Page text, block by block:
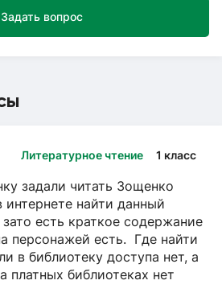
Задать вопрос
Литературное чтение 1 класс
задали читать Зощенко
найти данный
есть краткое содержание
персонажей есть. Где найти
в библиотеку доступа нет, а
платных библиотеках нет